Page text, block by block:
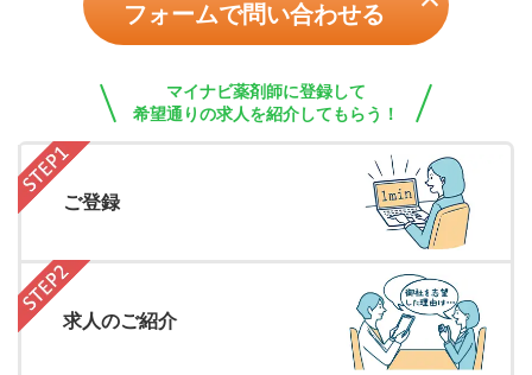
フォームで問い合わせる
マイナビ薬剤師に登録して
希望通りの求人を紹介してもらう！
ご登録
求人のご紹介